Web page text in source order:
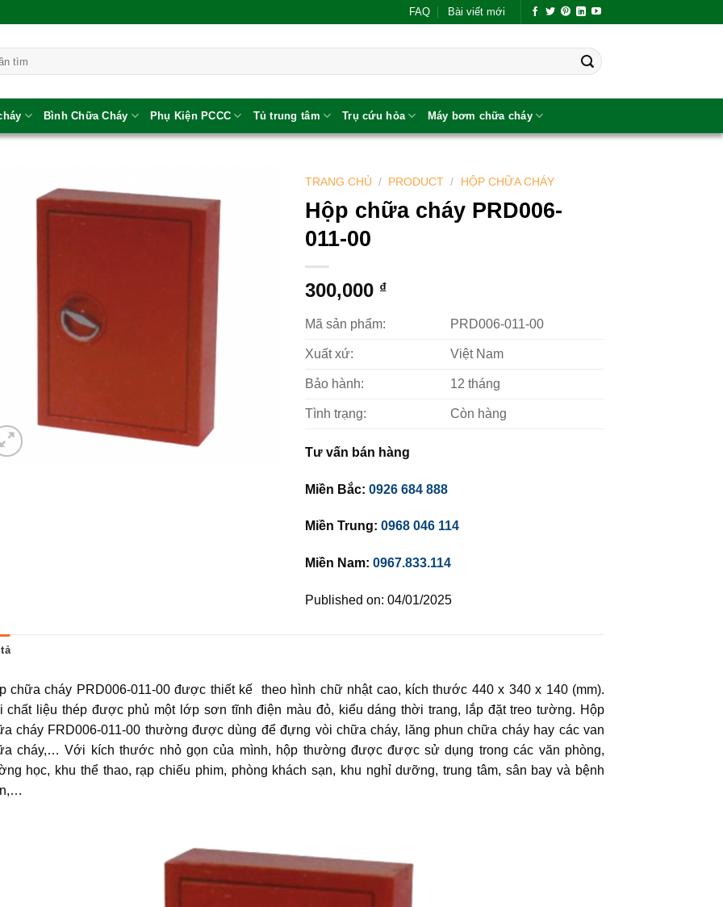
FAQ Bài viết mới
Bình Chữa Cháy Phụ Kiện PCCC Tủ trung tâm Trụ cứu hỏa Máy bơm chữa cháy
TRANG CHỦ / PRODUCT / HỘP CHỮA CHÁY
Hộp chữa cháy PRD006-
011-00
300,000 ₫
Mã sản phẩm: PRD006-011-00
Xuất xứ: Việt Nam
Bảo hành: 12 tháng
Tình trạng: Còn hàng
Tư vấn bán hàng
Miền Bắc:0926 684 888
Miền Trung:0968 046 114
Miền Nam:0967.833.114
Published on: 04/01/2025
chữa cháy PRD006-011-00 được thiết kế theo hình chữ nhật cao, kích thước 440 x 340 x 140 (mm).
chất liệu thép được phủ một lớp sơn tĩnh điện màu đỏ, kiểu dáng thời trang, lắp đặt treo tường. Hộp
cháy FRD006-011-00 thường được dùng để đựng vòi chữa cháy, lăng phun chữa cháy hay các van
cháy,… Với kích thước nhỏ gọn của mình, hộp thường được được sử dụng trong các văn phòng,
học, khu thể thao, rạp chiếu phim, phòng khách sạn, khu nghỉ dưỡng, trung tâm, sân bay và bệnh